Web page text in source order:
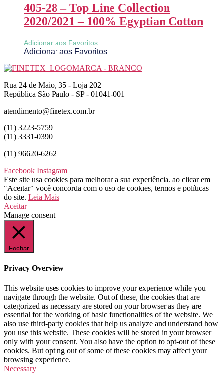
405-28 – Top Line Collection
2020/2021 – 100% Egyptian Cotton
Adicionar aos Favoritos
Adicionar aos Favoritos
Rua 24 de Maio, 35 - Loja 202
República São Paulo - SP - 01041-001
atendimento@finetex.com.br
(11) 3223-5759
(11) 3331-0390
(11) 96620-6262
Facebook Instagram
Este site usa cookies para melhorar a sua experiência. ao clicar em
"Aceitar" você concorda com o uso de cookies, termos e políticas
do site. Leia Mais
Aceitar
Manage consent
Fechar
Privacy Overview
This website uses cookies to improve your experience while you
navigate through the website. Out of these, the cookies that are
categorized as necessary are stored on your browser as they are
essential for the working of basic functionalities of the website. We
also use third-party cookies that help us analyze and understand how
you use this website. These cookies will be stored in your browser
only with your consent. You also have the option to opt-out of these
cookies. But opting out of some of these cookies may affect your
browsing experience.
Necessary